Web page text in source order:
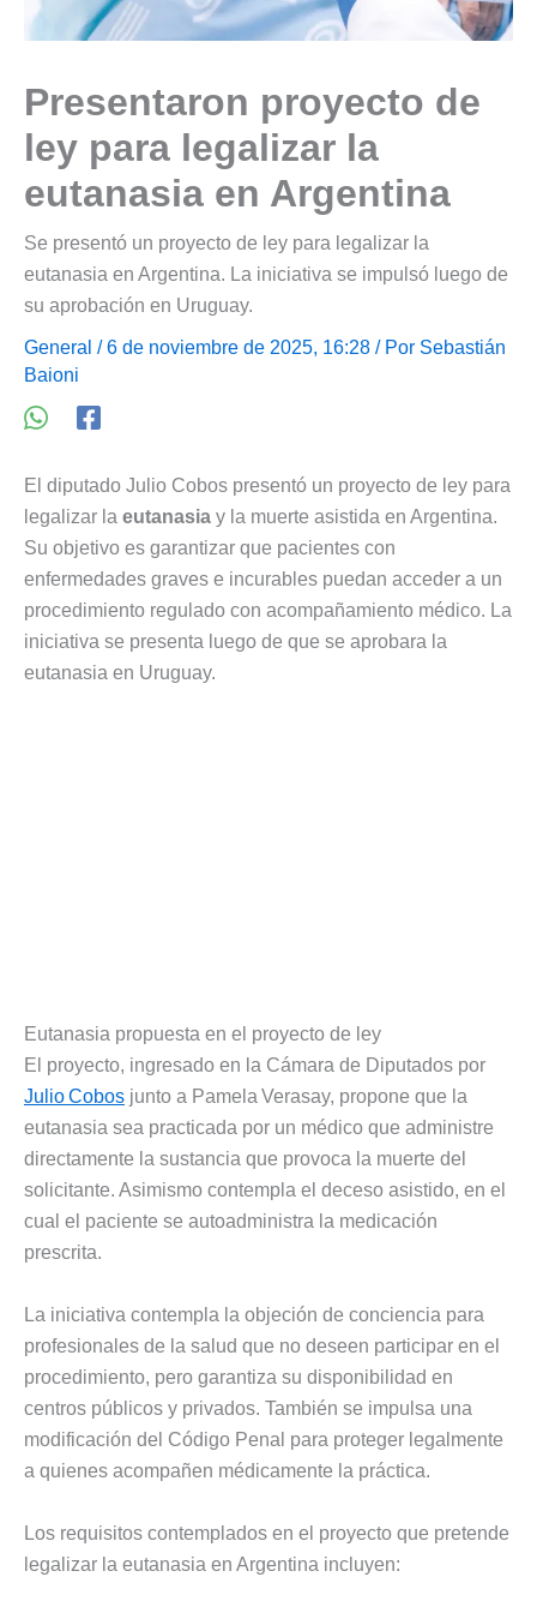
Presentaron proyecto de
ley para legalizar la
eutanasia en Argentina
Se presentó un proyecto de ley para legalizar la
eutanasia en Argentina. La iniciativa se impulsó luego de
su aprobación en Uruguay.
General / 6 de noviembre de 2025, 16:28 / Por Sebastián
Baioni
El diputado Julio Cobos presentó un proyecto de ley para
legalizar la eutanasia y la muerte asistida en Argentina.
Su objetivo es garantizar que pacientes con
enfermedades graves e incurables puedan acceder a un
procedimiento regulado con acompañamiento médico. La
iniciativa se presenta luego de que se aprobara la
eutanasia en Uruguay.
Eutanasia propuesta en el proyecto de ley
El proyecto, ingresado en la Cámara de Diputados por
Julio Cobos junto a Pamela Verasay, propone que la
eutanasia sea practicada por un médico que administre
directamente la sustancia que provoca la muerte del
solicitante. Asimismo contempla el deceso asistido, en el
cual el paciente se autoadministra la medicación
prescrita.
La iniciativa contempla la objeción de conciencia para
profesionales de la salud que no deseen participar en el
procedimiento, pero garantiza su disponibilidad en
centros públicos y privados. También se impulsa una
modificación del Código Penal para proteger legalmente
a quienes acompañen médicamente la práctica.
Los requisitos contemplados en el proyecto que pretende
legalizar la eutanasia en Argentina incluyen: